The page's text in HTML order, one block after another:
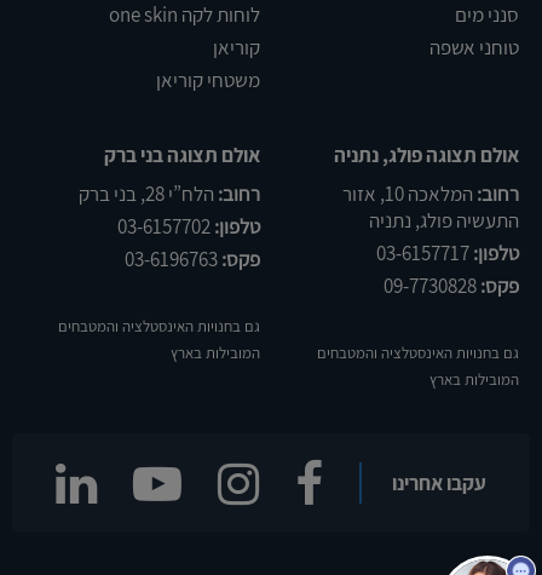
סנני מים
טוחני אשפה
לוחות לקה one skin
קוריאן
משטחי קוריאן
אולם תצוגה פולג, נתניה
רחוב:
המלאכה 10, אזור
התעשיה פולג, נתניה
טלפון:03-6157717
פקס:
גם בחנויות האינסטלציה והמטבחים
המובילות בארץ
אולם תצוגה בני ברק
רחוב: הלח”י 28, בני ברק
טלפון:03-6157702
פקס:
גם בחנויות האינסטלציה והמטבחים
המובילות בארץ
עקבו אחרינו